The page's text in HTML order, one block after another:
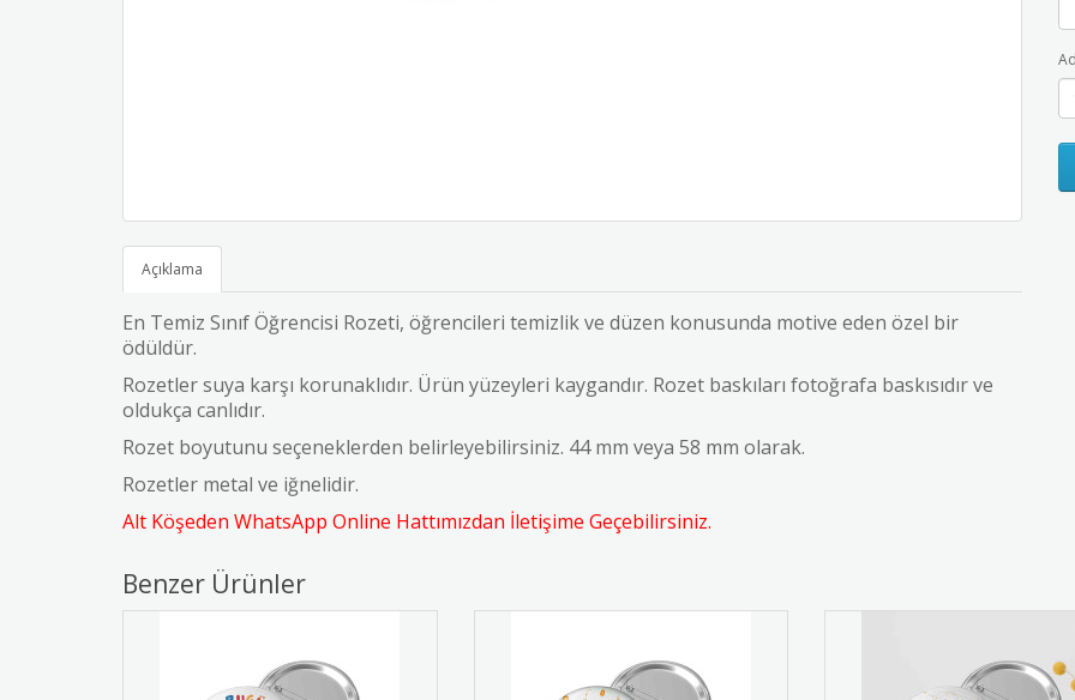
Açıklama
En Temiz Sınıf Öğrencisi Rozeti, öğrencileri temizlik ve düzen konusunda motive eden özel bir
ödüldür.
Rozetler suya karşı korunaklıdır. Ürün yüzeyleri kaygandır. Rozet baskıları fotoğrafa baskısıdır ve
oldukça canlıdır.
Rozet boyutunu seçeneklerden belirleyebilirsiniz. 44 mm veya 58 mm olarak.
Rozetler metal ve iğnelidir.
Alt Köşeden WhatsApp Online Hattımızdan İletişime Geçebilirsiniz.
Benzer Ürünler